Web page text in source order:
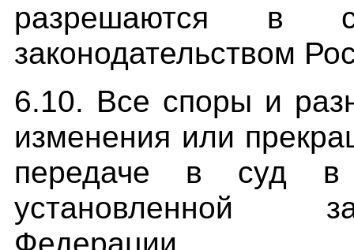
разрешаются в
законодательством
6.10. Все споры и
изменения или
передаче в суд в
установленной